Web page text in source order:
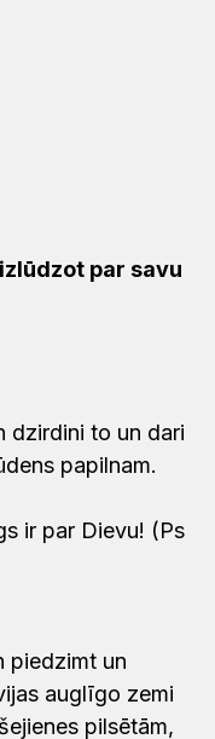
par savu
dzirdini to un dari
papilnam.
ir par Dievu! (Ps
piedzimt un
auglīgo zemi
pilsētām,